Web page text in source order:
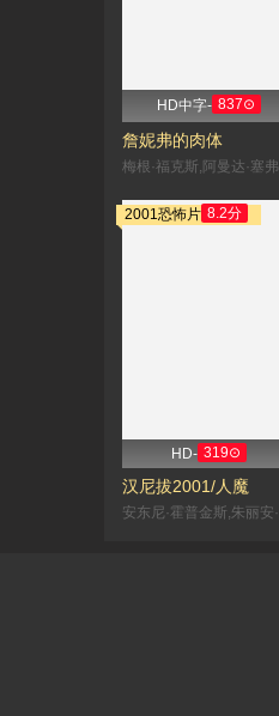
HD中字- 837⊙
詹妮弗的肉体
2001恐怖片 8.2分
HD- 319⊙
汉尼拔2001/人魔